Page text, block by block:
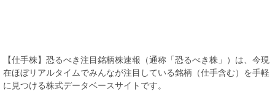
【仕手株】恐るべき注目銘柄株速報（通称「恐るべき株」）は、今現
在ほぼリアルタイムでみんなが注目している銘柄（仕手含む）を手軽
に見つける株式データベースサイトです。